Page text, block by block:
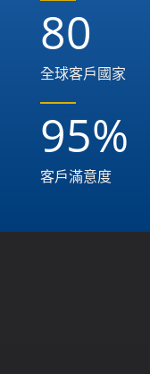
80
全球客戶國家
95%
客戶滿意度